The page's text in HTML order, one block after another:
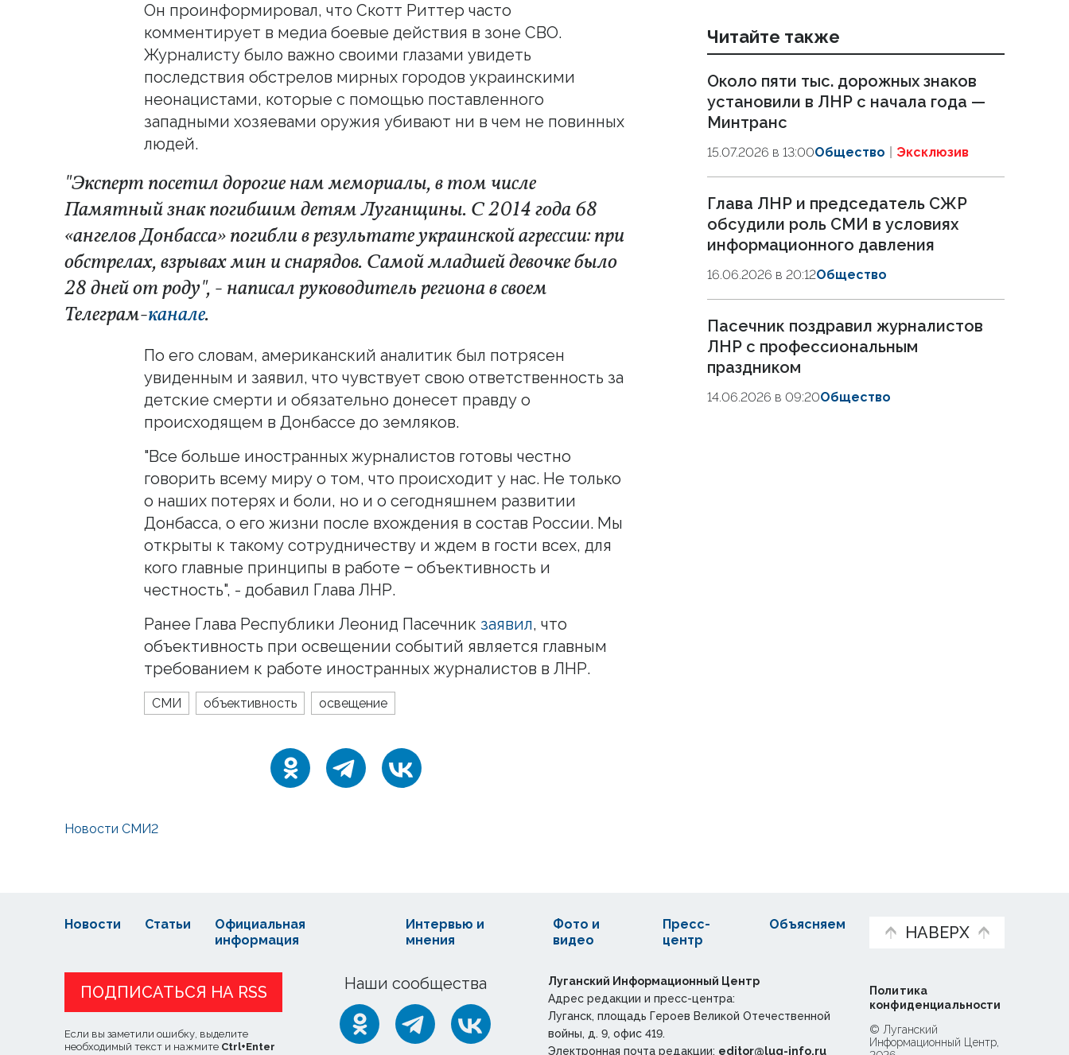
Он проинформировал, что Скотт Риттер часто
комментирует в медиа боевые действия в зоне СВО.
Журналисту было важно своими глазами увидеть
последствия обстрелов мирных городов украинскими
неонацистами, которые с помощью поставленного
западными хозяевами оружия убивают ни в чем не повинных
людей.
"Эксперт посетил дорогие нам мемориалы, в том числе
Памятный знак погибшим детям Луганщины. С 2014 года 68
«ангелов Донбасса» погибли в результате украинской агрессии: при
обстрелах, взрывах мин и снарядов. Самой младшей девочке было
28 дней от роду", - написал руководитель региона в своем
Телеграм-канале.
По его словам, американский аналитик был потрясен
увиденным и заявил, что чувствует свою ответственность за
детские смерти и обязательно донесет правду о
происходящем в Донбассе до земляков.
"Все больше иностранных журналистов готовы честно
говорить всему миру о том, что происходит у нас. Не только
о наших потерях и боли, но и о сегодняшнем развитии
Донбасса, о его жизни после вхождения в состав России. Мы
открыты к такому сотрудничеству и ждем в гости всех, для
кого главные принципы в работе ‒ объективность и
честность", - добавил Глава ЛНР.
Ранее Глава Республики Леонид Пасечник заявил, что
объективность при освещении событий является главным
требованием к работе иностранных журналистов в ЛНР.
СМИ объективность освещение
Читайте также
Около пяти тыс. дорожных знаков
установили в ЛНР с начала года —
Минтранс
15.07.2026 в 13:00Общество Эксклюзив
Глава ЛНР и председатель СЖР
обсудили роль СМИ в условиях
информационного давления
16.06.2026 в 20:12Общество
Пасечник поздравил журналистов
ЛНР с профессиональным
праздником
14.06.2026 в 09:20Общество
Новости СМИ2
НАВЕРХ
Наши сообщества
ПОДПИСАТЬСЯ НА RSS
Если вы заметили ошибку, выделите
необходимый текст и нажмите Ctrl+Enter
Новости Статьи
Официальная
информация
Интервью и
мнения
Фото и
видео
Пресс-
центр
Объясняем
Политика
конфиденциальности
Луганский Информационный Центр
Адрес редакции и пресс-центра:
Луганск, площадь Героев Великой Отечественной
войны, д. 9, офис 419.
Электронная почта редакции: editor@lug-info.ru
© Луганский
Информационный Центр,